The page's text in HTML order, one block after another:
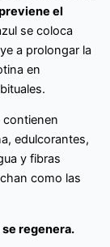
el
se coloca
a prolongar la
en
contienen
edulcorantes,
y fibras
como las
regenera.